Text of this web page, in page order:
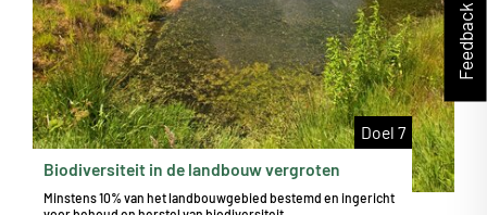
Doel 7
Biodiversiteit in de landbouw vergroten
Minstens 10% van het landbouwgebied bestemd en ingericht
Feedback